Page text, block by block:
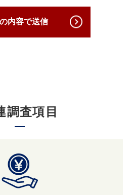
ん及び漏えいを防ぐため、
管理対策を講じ、厳正な管
。
弁護士会、消費者センター
た権限を有する機関から、
められた場合、当社はこれ
内容で送信
調査項目